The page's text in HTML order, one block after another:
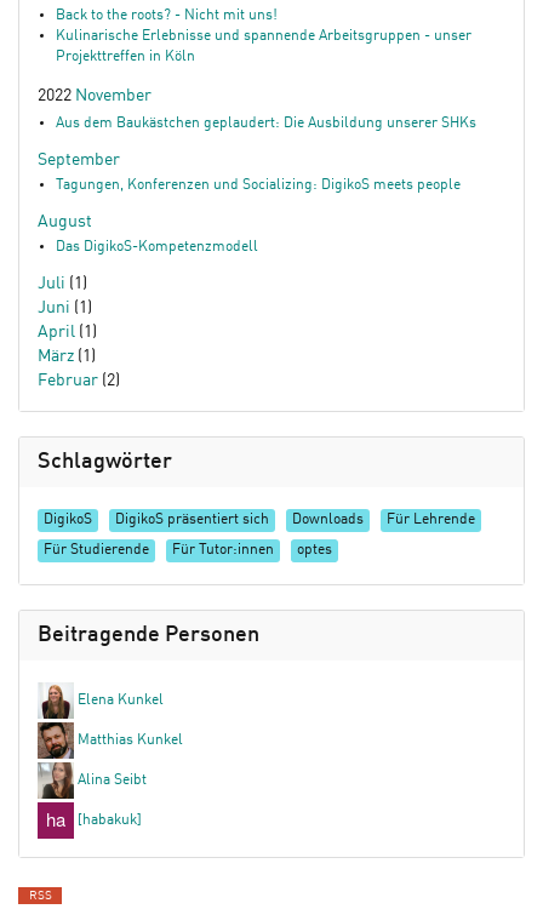
Back to the roots? - Nicht mit uns!
Kulinarische Erlebnisse und spannende Arbeitsgruppen - unser
Projekttreffen in Köln
2022 November
Aus dem Baukästchen geplaudert: Die Ausbildung unserer SHKs
September
Tagungen, Konferenzen und Socializing: DigikoS meets people
August
Das DigikoS-Kompetenzmodell
Juli (1)
Juni (1)
April (1)
März (1)
Februar (2)
Schlagwörter
DigikoS DigikoS präsentiert sich Downloads Für Lehrende
Für Studierende Für Tutor:innen optes
Beitragende Personen
Elena Kunkel
Matthias Kunkel
Alina Seibt
[habakuk]
RSS